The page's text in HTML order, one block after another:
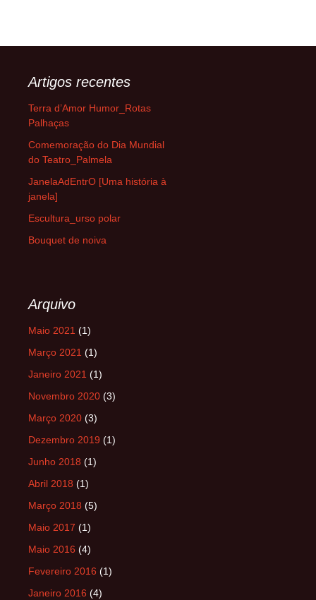
Artigos recentes
Terra d’Amor Humor_Rotas
Palhaças
Comemoração do Dia Mundial
do Teatro_Palmela
JanelaAdEntrO [Uma história à
janela]
Escultura_urso polar
Bouquet de noiva
Arquivo
Maio 2021 (1)
Março 2021 (1)
Janeiro 2021 (1)
Novembro 2020 (3)
Março 2020 (3)
Dezembro 2019 (1)
Junho 2018 (1)
Abril 2018 (1)
Março 2018 (5)
Maio 2017 (1)
Maio 2016 (4)
Fevereiro 2016 (1)
Janeiro 2016 (4)